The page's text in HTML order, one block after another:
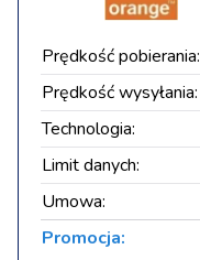
Prędkość pobierania:
Prędkość wysyłania:
Technologia:
Limit danych:
Umowa:
Promocja: